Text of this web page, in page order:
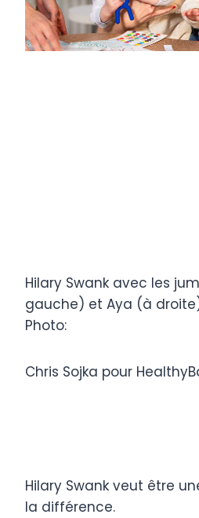
Hilary Swank avec les
gauche) et Aya (à
Photo:
Chris Sojka pour
Hilary Swank veut être
la différence.